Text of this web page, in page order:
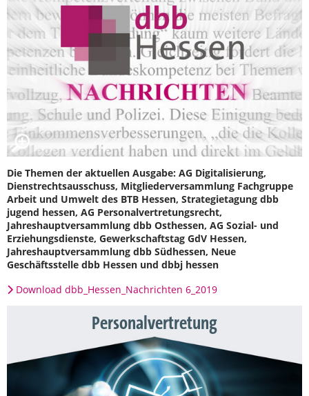
Die Themen der aktuellen Ausgabe: AG Digitalisierung,
Dienstrechtsausschuss, Mitgliederversammlung Fachgruppe
Arbeit und Umwelt des BTB Hessen, Strategietagung dbb
jugend hessen, AG Personalvertretungsrecht,
Jahreshauptversammlung dbb Osthessen, AG Sozial- und
Erziehungsdienste, Gewerkschaftstag GdV Hessen,
Jahreshauptversammlung dbb Südhessen, Neue
Geschäftsstelle dbb Hessen und dbbj hessen
Download dbb_Hessen_Nachrichten 6_2019
Personalvertretung